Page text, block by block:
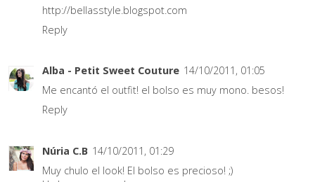
http://bellasstyle.blogspot.com
Reply
Alba - Petit Sweet Couture 14/10/2011, 01:05
Me encantó el outfit! el bolso es muy mono. besos!
Reply
Núria C.B 14/10/2011, 01:29
Muy chulo el look! El bolso es precioso! ;)